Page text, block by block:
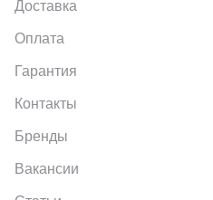
Доставка
Оплата
Гарантия
Контакты
Бренды
Вакансии